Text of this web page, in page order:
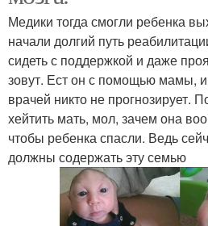
Медики тогда смогли ребенка
начали долгий путь
сидеть с поддержкой и даже
зовут. Ест он с помощью мамы,
врачей никто не прогнозирует.
хейтить мать, мол, зачем она
чтобы ребенка спасли. Ведь
должны содержать эту семью